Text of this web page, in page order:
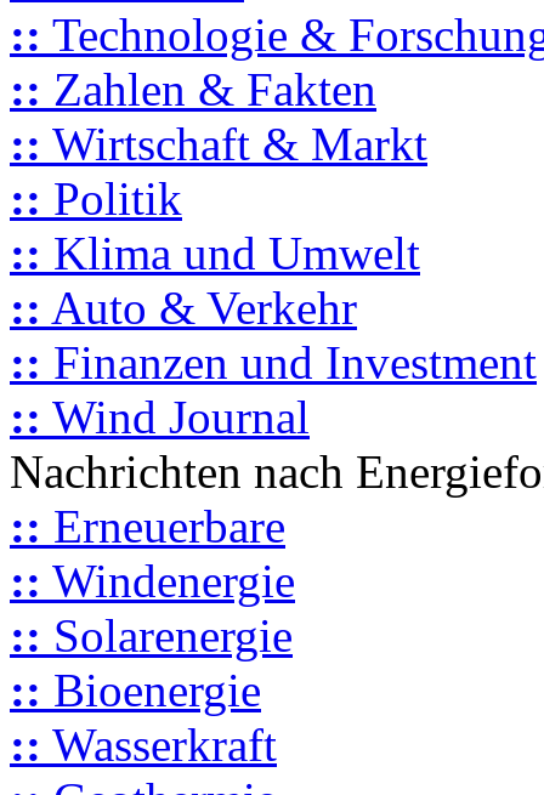
:: Technologie &
:: Zahlen & Fakten
:: Wirtschaft & Markt
:: Politik
:: Klima und Umwelt
:: Auto & Verkehr
:: Finanzen und Investment
:: Wind Journal
Nachrichten nach
:: Erneuerbare
:: Windenergie
:: Solarenergie
:: Bioenergie
:: Wasserkraft